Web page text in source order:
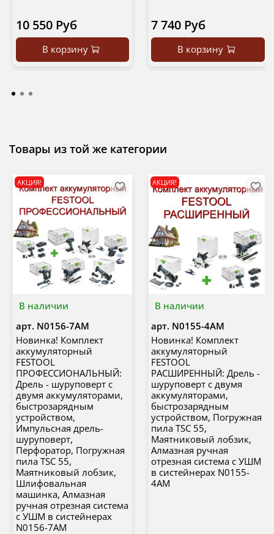
10 550 Руб
В корзину
7 740 Руб
В корзину
Товары из той же категории
В наличии
АКЦИЯ!
арт. N0156-7AM
Новинка! Комплект
аккумуляторный
FESTOOL
ПРОФЕССИОНАЛЬНЫЙ:
Дрель - шуруповерт с
двумя аккумуляторами,
быстрозарядным
устройством,
Импульсная дрель-
шуруповерт,
Перфоратор, Погружная
пила TSC 55,
Маятниковый лобзик,
Шлифовальная
машинка, Алмазная
ручная отрезная система
с УШМ в систейнерах
N0156-7AM
В наличии
АКЦИЯ!
арт. N0155-4AM
Новинка! Комплект
аккумуляторный
FESTOOL
РАСШИРЕННЫЙ: Дрель -
шуруповерт с двумя
аккумуляторами,
быстрозарядным
устройством, Погружная
пила TSC 55,
Маятниковый лобзик,
Алмазная ручная
отрезная система с УШМ
в систейнерах N0155-
4AM